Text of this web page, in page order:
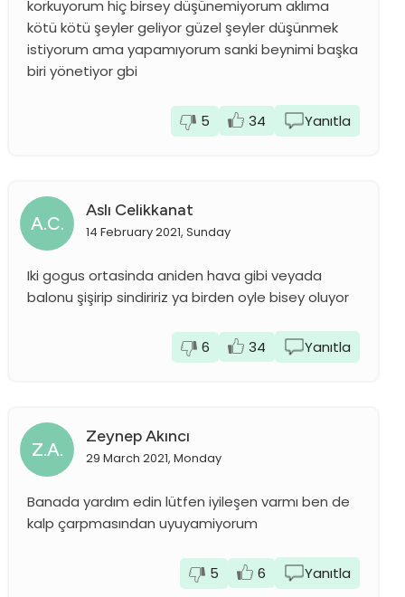
korkuyorum hiç birsey düşünemiyorum aklıma
kötü kötü şeyler geliyor güzel şeyler düşünmek
istiyorum ama yapamıyorum sanki beynimi başka
biri yönetiyor gbi
5 34 Yanıtla
A.C.
Aslı Celikkanat
14 February 2021, Sunday
Iki gogus ortasinda aniden hava gibi veyada
balonu şişirip sindiririz ya birden oyle bisey oluyor
6 34 Yanıtla
Z.A.
Zeynep Akıncı
29 March 2021, Monday
Banada yardım edin lütfen iyileşen varmı ben de
kalp çarpmasından uyuyamiyorum
5 6 Yanıtla